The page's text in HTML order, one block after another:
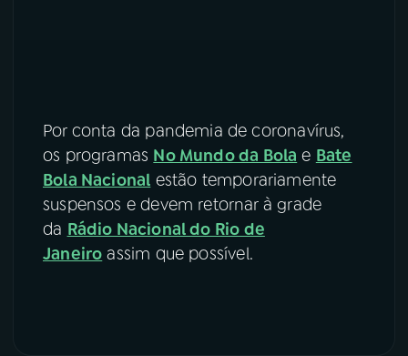
Por conta da pandemia de coronavírus,
os programas No Mundo da Bola e Bate
Bola Nacional estão temporariamente
suspensos e devem retornar à grade
da Rádio Nacional do Rio de
Janeiro assim que possível.